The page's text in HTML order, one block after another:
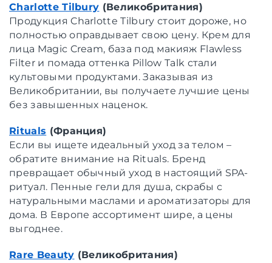
Charlotte Tilbury (Великобритания)
Продукция Charlotte Tilbury стоит дороже, но
полностью оправдывает свою цену. Крем для
лица Magic Cream, база под макияж Flawless
Filter и помада оттенка Pillow Talk стали
культовыми продуктами. Заказывая из
Великобритании, вы получаете лучшие цены
без завышенных наценок.
Rituals (Франция)
Если вы ищете идеальный уход за телом –
обратите внимание на Rituals. Бренд
превращает обычный уход в настоящий SPA-
ритуал. Пенные гели для душа, скрабы с
натуральными маслами и ароматизаторы для
дома. В Европе ассортимент шире, а цены
выгоднее.
Rare Beauty (Великобритания)